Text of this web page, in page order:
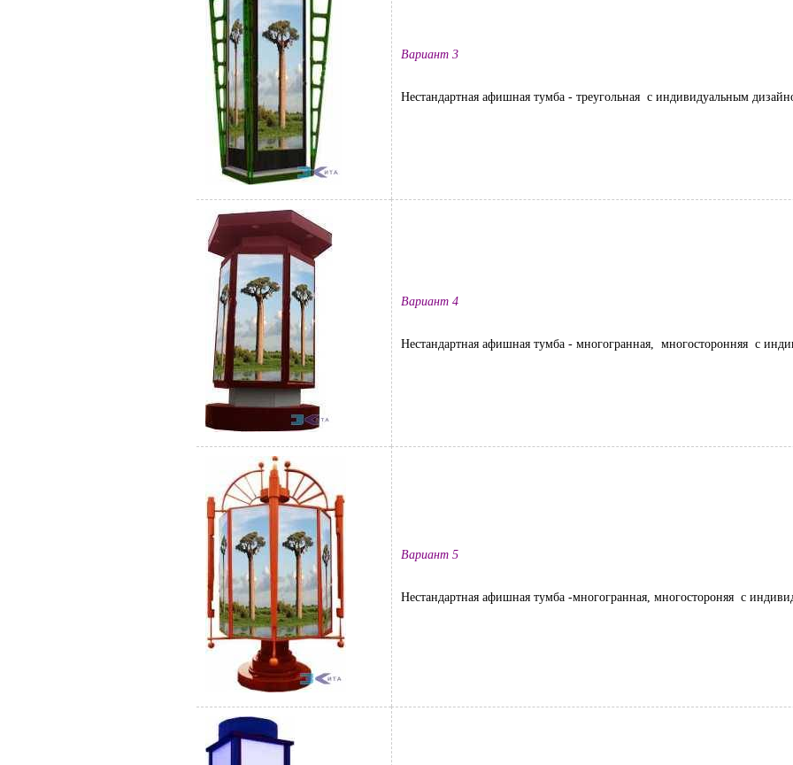
Вариант 3
Нестандартная афишная тумба - треугольная с индивидуальным
Вариант 4
Нестандартная афишная тумба - многогранная, многосторонняя с
Вариант 5
Нестандартная афишная тумба -многогранная, многостороняя с